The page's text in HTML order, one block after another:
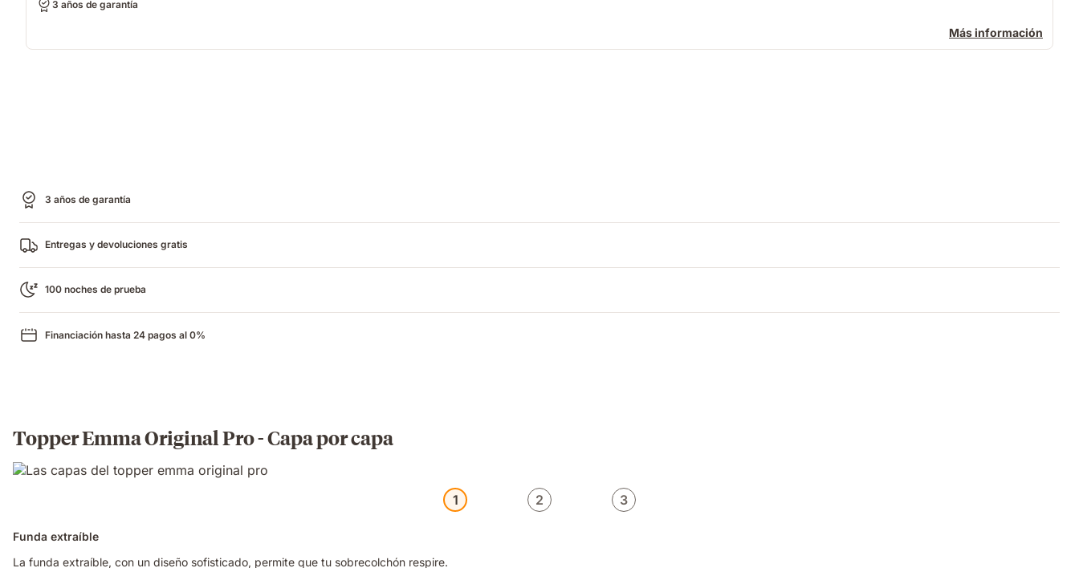
3 años de garantía
Más información
3 años de garantía
Entregas y devoluciones gratis
100 noches de prueba
Financiación hasta 24 pagos al 0%
Topper Emma Original Pro - Capa por capa
1 2 3
Funda extraíble
La funda extraíble, con un diseño sofisticado, permite que tu sobrecolchón respire.